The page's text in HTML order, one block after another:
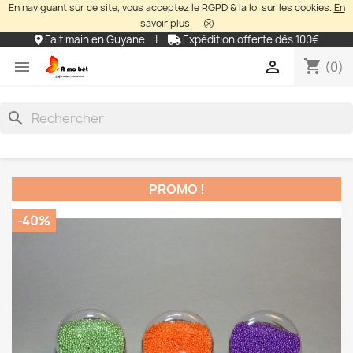
En naviguant sur ce site, vous acceptez le RGPD & la loi sur les cookies.En
savoir plus
Fait main en Guyane | Expédition offerte dès 100€
 shopping_cart (0)

search
PROMO !
-40%